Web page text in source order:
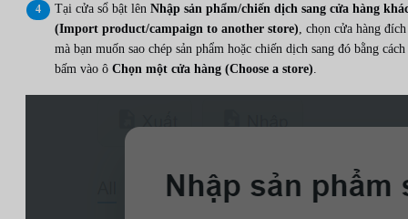
Tại cửa sổ bật lên Nhập sản phẩm/chiến dịch sang cửa hàng
(Import product/campaign to another store) , chọn cửa hàng đích
mà bạn muốn sao chép sản phẩm hoặc chiến dịch sang đó bằng cách
bấm vào ô Chọn một cửa hàng (Choose a store)